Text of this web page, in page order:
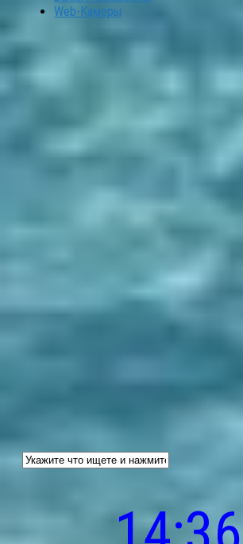
Web-Камеры